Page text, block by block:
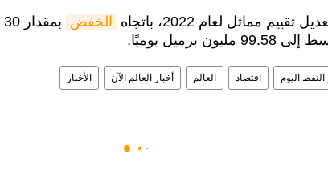
تقييم مماثل لعام 2022، باتجاه الخفض
مليون برميل يوميًا.
اليوم اقتصاد العالم أخبار العالم الآن الأخبار